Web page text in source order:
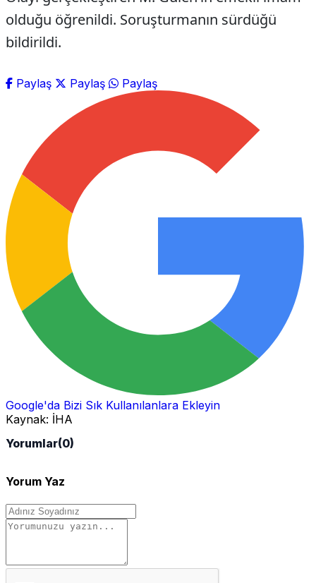
olduğu öğrenildi. Soruşturmanın sürdüğü
bildirildi.
Paylaş Paylaş Paylaş
Google'da Bizi Sık Kullanılanlara Ekleyin
Kaynak: İHA
Yorumlar(0)
Yorum Yaz